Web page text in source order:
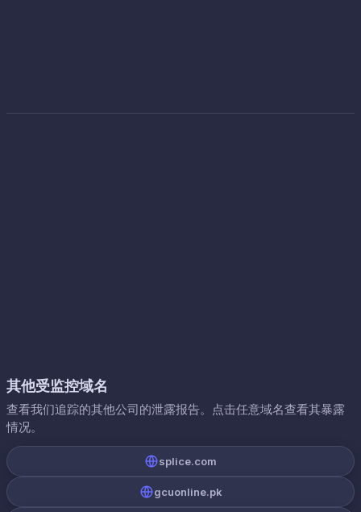
其他受监控域名
查看我们追踪的其他公司的泄露报告。点击任意域名查看其暴露
情况。
splice.com
gcuonline.pk